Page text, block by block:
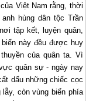
Việt Nam rằng, thời
hùng dân tộc Trần
tập kết, luyện quân,
này đều được huy
của quân ta. Vì
quân sự - ngày nay
dấu những chiếc cọc
còn vùng biển phía